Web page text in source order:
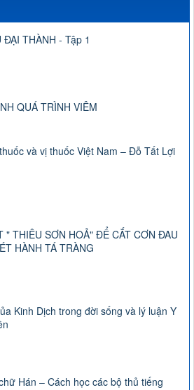
ĐẠI THÀNH - Tập 1
QUÁ TRÌNH VIÊM
và vị thuốc Việt Nam – Đỗ Tất Lợi
" THIÊU SƠN HOẢ" ĐỂ CẮT CƠN ĐAU
HÀNH TÁ TRÀNG
Kinh Dịch trong đời sống và lý luận Y
Hán – Cách học các bộ thủ tiếng